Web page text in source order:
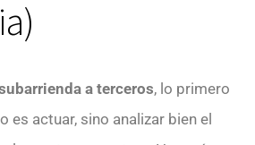
a terceros, lo primero
es actuar, sino analizar bien el